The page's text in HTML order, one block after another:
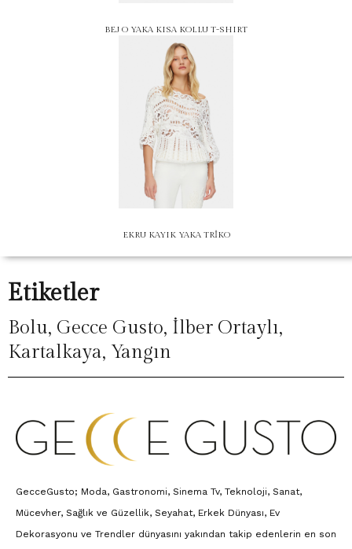
BEJ O YAKA KISA KOLLU T-SHIRT
EKRU KAYIK YAKA TRİKO
Etiketler
Bolu, Gecce Gusto, İlber Ortaylı,
Kartalkaya, Yangın
GecceGusto; Moda, Gastronomi, Sinema Tv, Teknoloji, Sanat,
Mücevher, Sağlık ve Güzellik, Seyahat, Erkek Dünyası, Ev
Dekorasyonu ve Trendler dünyasını yakından takip edenlerin en son